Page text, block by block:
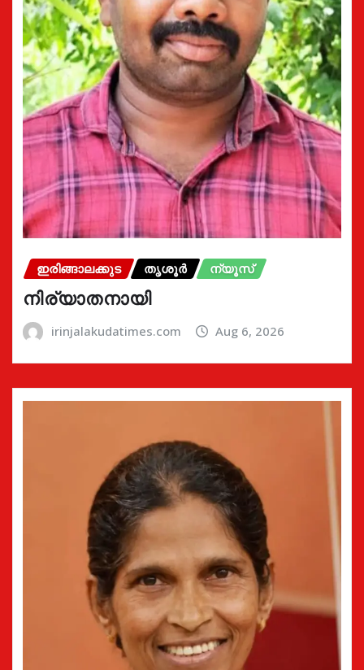
ഇരിങ്ങാലക്കുട തൃശൂർ ന്യൂസ്
നിര്യാതനായി
irinjalakudatimes.com Aug 6, 2026